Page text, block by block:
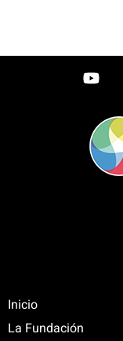
Inicio
La Fundación